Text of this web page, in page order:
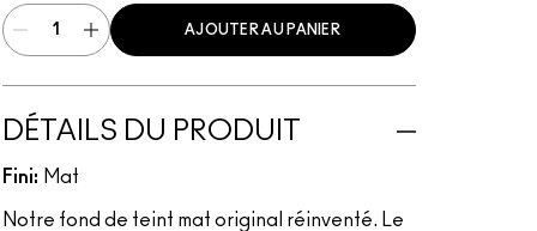
AJOUTER AU PANIER
DÉTAILS DU PRODUIT
Fini: Mat
Notre fond de teint mat original réinventé. Le